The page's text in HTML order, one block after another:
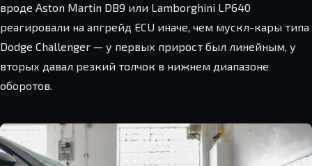
вроде Aston Martin DB9 или Lamborghini LP640
реагировали на апгрейд ECU иначе, чем мускл-кары типа
Dodge Challenger — у первых прирост был линейным, у
вторых давал резкий толчок в нижнем диапазоне
оборотов.